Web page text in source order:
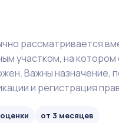
рассматривается
участком, на котором
Важны назначение,
и регистрация
от 3 месяцев